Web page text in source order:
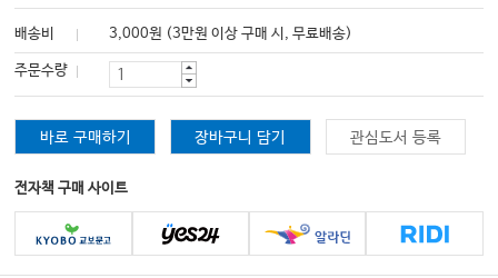
배송비 3,000원 (3만원 이상 구매 시, 무료배송)
주문수량
바로 구매하기 장바구니 담기 관심도서 등록
전자책 구매 사이트